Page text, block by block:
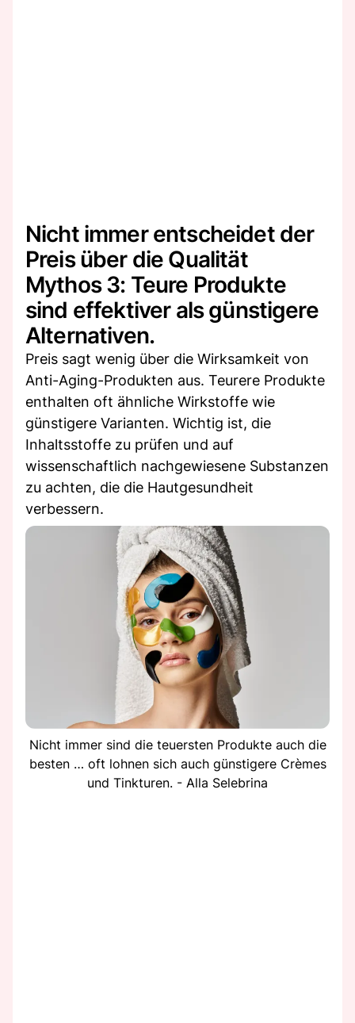
Nicht immer entscheidet der
Preis über die Qualität
Mythos 3: Teure Produkte
sind effektiver als günstigere
Alternativen.
Preis sagt wenig über die Wirksamkeit von
Anti-Aging-Produkten aus. Teurere Produkte
enthalten oft ähnliche Wirkstoffe wie
günstigere Varianten. Wichtig ist, die
Inhaltsstoffe zu prüfen und auf
wissenschaftlich nachgewiesene Substanzen
zu achten, die die Hautgesundheit
verbessern.
Nicht immer sind die teuersten Produkte auch die
besten … oft lohnen sich auch günstigere Crèmes
und Tinkturen. - Alla Selebrina